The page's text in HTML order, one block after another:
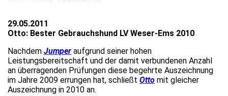
29.05.2011
Otto: Bester Gebrauchshund LV Weser-Ems 2010
Nachdem Jumper aufgrund seiner hohen
Leistungsbereitschaft und der damit verbundenen Anzahl
an überragenden Prüfungen diese begehrte Auszeichnung
im Jahre 2009 errungen hat, schließt Otto mit gleicher
Auszeichnung in 2010 an.